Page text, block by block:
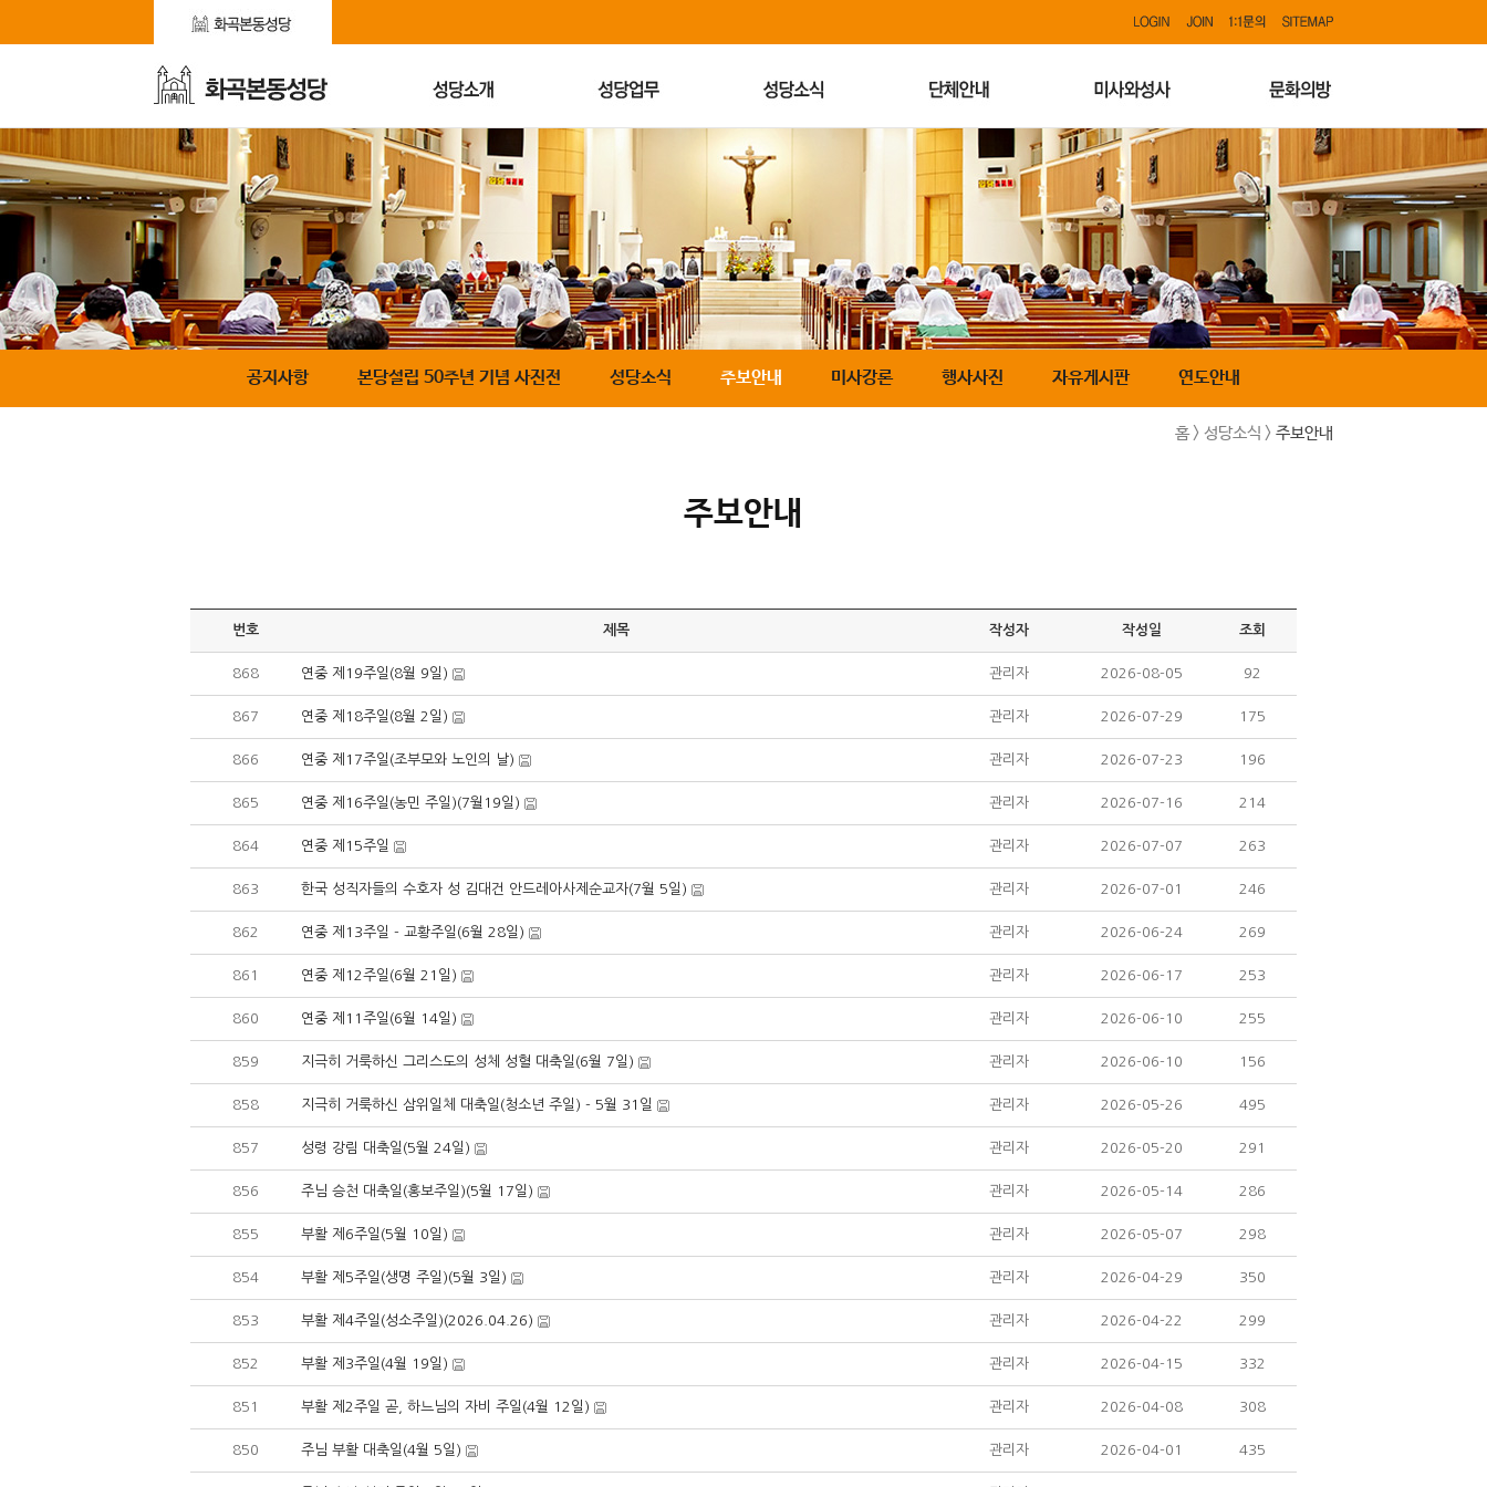
공지사항 본당설립 50주년 기념 사진전 성당소식 주보안내 미사강론 행사사진 자유게시판 연도안내
홈 > 성당소식 > 주보안내
주보안내
번호 제목 작성자 작성일 조회
868 연중 제19주일(8월 9일) 관리자 2026-08-05 92
867 연중 제18주일(8월 2일) 관리자 2026-07-29 175
866 연중 제17주일(조부모와 노인의 날) 관리자 2026-07-23 196
865 연중 제16주일(농민 주일)(7월19일) 관리자 2026-07-16 214
864 연중 제15주일 관리자 2026-07-07 263
863 한국 성직자들의 수호자 성 김대건 안드레아사제순교자(7월 5일) 관리자 2026-07-01 246
862 연중 제13주일 - 교황주일(6월 28일) 관리자 2026-06-24 269
861 연중 제12주일(6월 21일) 관리자 2026-06-17 253
860 연중 제11주일(6월 14일) 관리자 2026-06-10 255
859 지극히 거룩하신 그리스도의 성체 성혈 대축일(6월 7일) 관리자 2026-06-10 156
858 지극히 거룩하신 삼위일체 대축일(청소년 주일) - 5월 31일 관리자 2026-05-26 495
857 성령 강림 대축일(5월 24일) 관리자 2026-05-20 291
856 주님 승천 대축일(홍보주일)(5월 17일) 관리자 2026-05-14 286
855 부활 제6주일(5월 10일) 관리자 2026-05-07 298
854 부활 제5주일(생명 주일)(5월 3일) 관리자 2026-04-29 350
853 부활 제4주일(성소주일)(2026.04.26) 관리자 2026-04-22 299
852 부활 제3주일(4월 19일) 관리자 2026-04-15 332
851 부활 제2주일 곧, 하느님의 자비 주일(4월 12일) 관리자 2026-04-08 308
850 주님 부활 대축일(4월 5일) 관리자 2026-04-01 435